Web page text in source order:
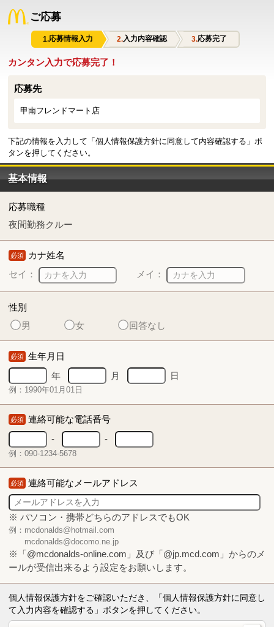
ご応募
応募情報入力 入力内容確認 応募完了
カンタン入力で応募完了！
応募先
甲南フレンドマート店
下記の情報を入力して「個人情報保護方針に同意して内容確認する」ボ
タンを押してください。
基本情報
応募職種
夜間勤務クルー
必須 カナ姓名
セイ：
メイ：
性別
男
女 回答なし
必須 生年月日
年
月 日
例：1990年01月01日
必須 連絡可能な電話番号
-
-
例：090-1234-5678
必須 連絡可能なメールアドレス
※ パソコン・携帯どちらのアドレスでもOK
例：mcdonalds@hotmail.com
mcdonalds@docomo.ne.jp
※「@mcdonalds-online.com」及び「@jp.mcd.com」からのメ
ールが受信出来るよう設定をお願いします。
個人情報保護方針をご確認いただき、「個人情報保護方針に同意し
て入力内容を確認する」ボタンを押してください。